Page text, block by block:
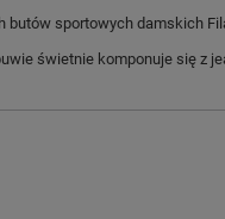
sportowych damskich
świetnie komponuje się z